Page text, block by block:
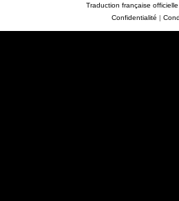
Traduction française officielle
Confidentialité |